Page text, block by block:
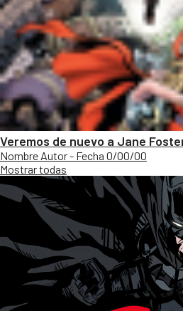
Veremos de nuevo a Jane
Nombre Autor - Fecha 0/00/00
Mostrar todas